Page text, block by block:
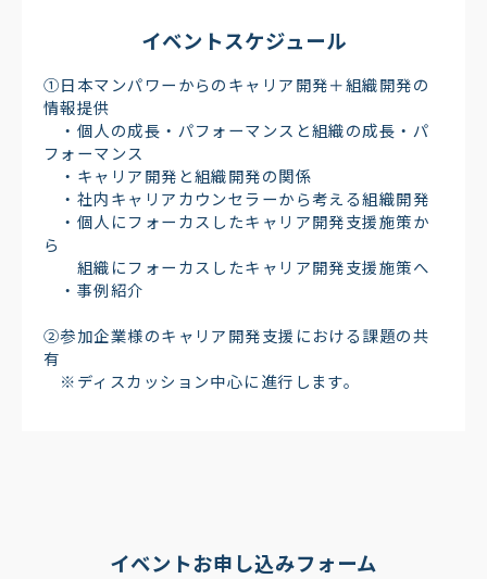
イベントスケジュール
①日本マンパワーからのキャリア開発＋組織開発の
情報提供​
・個人の成長・パフォーマンスと組織の成長・パ
フォーマンス​
・キャリア開発と組織開発の関係​
・社内キャリアカウンセラーから考える組織開発​
・個人にフォーカスしたキャリア開発支援施策か
ら​
組織にフォーカスしたキャリア開発支援施策へ​
・事例紹介​
②参加企業様のキャリア開発支援における課題の共
有​
※ディスカッション中心に進行します。
イベントお申し込みフォーム